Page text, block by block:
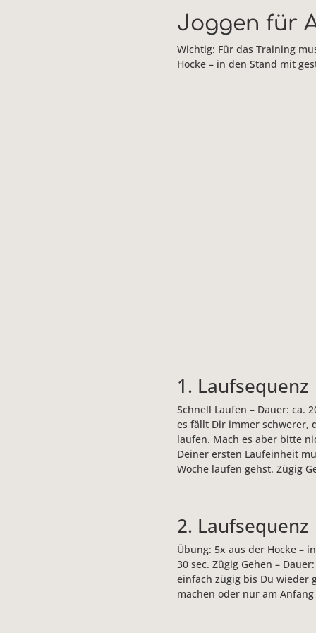
Joggen für
Wichtig: Für das Training
Hocke – in den Stand mit
1. Laufsequenz
Schnell Laufen – Dauer: ca.
es fällt Dir immer schwerer,
laufen. Mach es aber bitte
Deiner ersten Laufeinheit
Woche laufen gehst. Zügig
2. Laufsequenz
Übung: 5x aus der Hocke –
30 sec. Zügig Gehen –
einfach zügig bis Du wieder
machen oder nur am